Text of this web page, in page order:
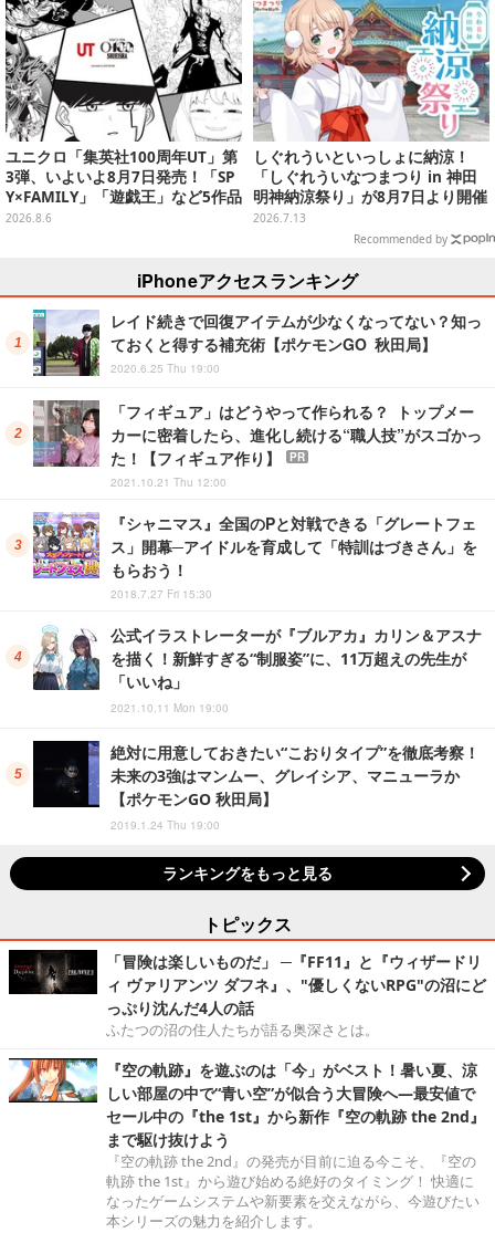
美味しくて「全銀河☆ゴルゴルチ
キン化計画」の一部になる【実物
レポ】
ユニクロ「集英社100周年UT」第
3弾、いよいよ8月7日発売！「SP
Y×FAMILY」「遊戯王」など5作品
をデザイン
2026.8.6
しぐれういといっしょに納涼！
「しぐれういなつまつり in 神田
明神納涼祭り」が8月7日より開催
決定
2026.7.13
Recommended by
iPhoneアクセスランキング
レイド続きで回復アイテムが少なくなってない？知っ
ておくと得する補充術【ポケモンGO 秋田局】
2020.6.25 Thu 19:00
「フィギュア」はどうやって作られる？ トップメー
カーに密着したら、進化し続ける“職人技”がスゴかっ
た！【フィギュア作り】
PR
2021.10.21 Thu 12:00
『シャニマス』全国のPと対戦できる「グレートフェ
ス」開幕─アイドルを育成して「特訓はづきさん」を
もらおう！
2018.7.27 Fri 15:30
公式イラストレーターが『ブルアカ』カリン＆アスナ
を描く！新鮮すぎる“制服姿”に、11万超えの先生が
「いいね」
2021.10.11 Mon 19:00
絶対に用意しておきたい“こおりタイプ”を徹底考察！
未来の3強はマンムー、グレイシア、マニューラか
【ポケモンGO 秋田局】
2019.1.24 Thu 19:00
ランキングをもっと見る
トピックス
「冒険は楽しいものだ」 ─『FF11』と『ウィザードリ
ィ ヴァリアンツ ダフネ』、"優しくないRPG"の沼にど
っぷり沈んだ4人の話
ふたつの沼の住人たちが語る奥深さとは。
『空の軌跡』を遊ぶのは「今」がベスト！暑い夏、涼
しい部屋の中で“青い空”が似合う大冒険へ―最安値で
セール中の『the 1st』から新作『空の軌跡 the 2nd』
まで駆け抜けよう
『空の軌跡 the 2nd』の発売が目前に迫る今こそ、『空の
軌跡 the 1st』から遊び始める絶好のタイミング！ 快適に
なったゲームシステムや新要素を交えながら、今遊びたい
本シリーズの魅力を紹介します。